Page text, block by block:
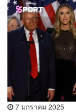
7 มกราคม 2025